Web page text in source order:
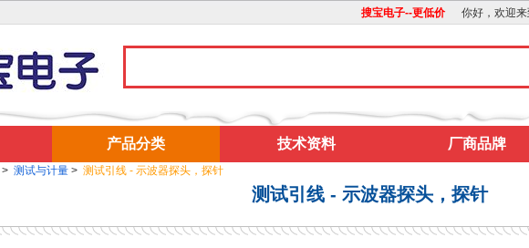
你好，欢迎来
搜宝电子--更低价
产品分类 技术资料 厂商品牌
> 测试与计量 > 测试引线 - 示波器探头，探针
测试引线 - 示波器探头，探针